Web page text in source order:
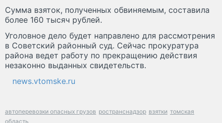
Сумма взяток, полученных обвиняемым, составила
более 160 тысяч рублей.
Уголовное дело будет направлено для рассмотрения
в Советский районный суд. Сейчас прокуратура
района ведет работу по прекращению действия
незаконно выданных свидетельств.
news.vtomske.ru
автоперевозки опасных грузов ространснадзор взятки томская
область